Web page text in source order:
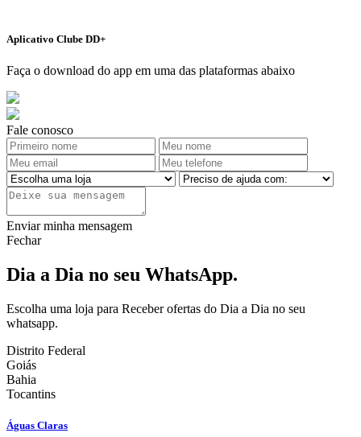
Aplicativo Clube DD+
Faça o download do app em uma das plataformas abaixo
Fale conosco
Enviar minha mensagem
Fechar
Dia a Dia no seu WhatsApp.
Escolha uma loja para Receber ofertas do Dia a Dia no seu
whatsapp.
Distrito Federal
Goiás
Bahia
Tocantins
Águas Claras